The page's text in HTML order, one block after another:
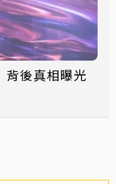
背後真相曝光